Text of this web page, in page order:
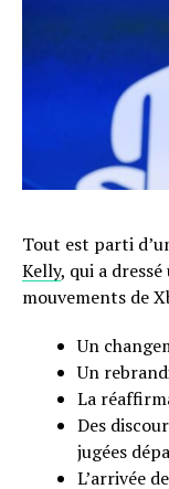
Tout est parti
Kelly, qui a
mouvements de
Un
Un
La
Des
jugées
L’arrivée